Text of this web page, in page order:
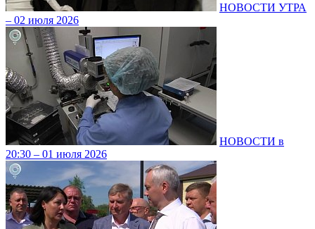
НОВОСТИ УТРА
– 02 июля 2026
НОВОСТИ в
20:30 – 01 июля 2026